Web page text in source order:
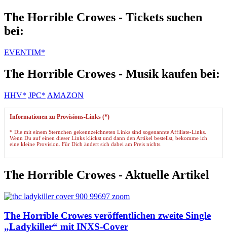
The Horrible Crowes - Tickets suchen
bei:
EVENTIM*
The Horrible Crowes - Musik kaufen bei:
HHV* JPC* AMAZON
Informationen zu Provisions-Links (*)
* Die mit einem Sternchen gekennzeichneten Links sind sogenannte Affiliate-Links.
Wenn Du auf einen dieser Links klickst und dann den Artikel bestellst, bekomme ich
eine kleine Provision. Für Dich ändert sich dabei am Preis nichts.
The Horrible Crowes - Aktuelle Artikel
The Horrible Crowes veröffentlichen zweite Single
„Ladykiller“ mit INXS-Cover